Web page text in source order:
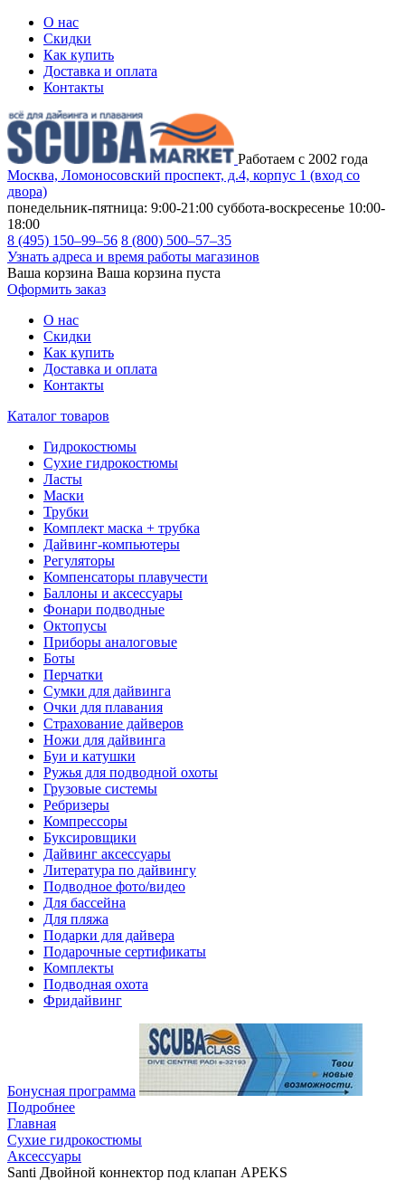
О нас
Скидки
Как купить
Доставка и оплата
Контакты
Работаем с 2002 года
Москва, Ломоносовский проспект, д.4, корпус 1 (вход со
двора)
понедельник-пятница: 9:00-21:00 суббота-воскресенье 10:00-
18:00
8 (495) 150–99–56 8 (800) 500–57–35
Узнать адреса и время работы магазинов
Ваша корзина Ваша корзина пуста
Оформить заказ
О нас
Скидки
Как купить
Доставка и оплата
Контакты
Каталог товаров
Гидрокостюмы
Сухие гидрокостюмы
Ласты
Маски
Трубки
Комплект маска + трубка
Дайвинг-компьютеры
Регуляторы
Компенсаторы плавучести
Баллоны и аксессуары
Фонари подводные
Октопусы
Приборы аналоговые
Боты
Перчатки
Сумки для дайвинга
Очки для плавания
Страхование дайверов
Ножи для дайвинга
Буи и катушки
Ружья для подводной охоты
Грузовые системы
Ребризеры
Компрессоры
Буксировщики
Дайвинг аксессуары
Литература по дайвингу
Подводное фото/видео
Для бассейна
Для пляжа
Подарки для дайвера
Подарочные сертификаты
Комплекты
Подводная охота
Фридайвинг
Бонусная программа
Подробнее
Главная
Сухие гидрокостюмы
Аксессуары
Santi Двойной коннектор под клапан APEKS